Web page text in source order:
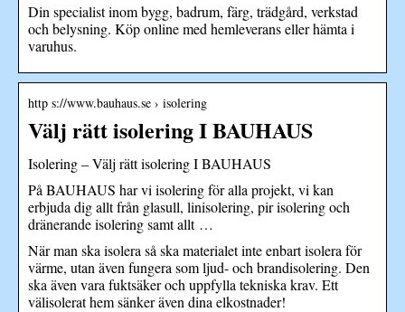
Din specialist inom bygg, badrum, färg, trädgård, verkstad
och belysning. Köp online med hemleverans eller hämta i
varuhus.
http s://www.bauhaus.se › isolering
Välj rätt isolering I BAUHAUS
Isolering – Välj rätt isolering I BAUHAUS
På BAUHAUS har vi isolering för alla projekt, vi kan
erbjuda dig allt från glasull, linisolering, pir isolering och
dränerande isolering samt allt …
När man ska isolera så ska materialet inte enbart isolera för
värme, utan även fungera som ljud- och brandisolering. Den
ska även vara fuktsäker och uppfylla tekniska krav. Ett
välisolerat hem sänker även dina elkostnader!